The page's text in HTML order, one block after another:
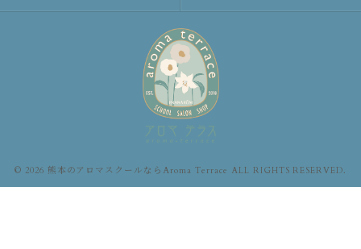
© 2026 熊本のアロマスクールならAroma Terrace ALL RIGHTS RESERVED.